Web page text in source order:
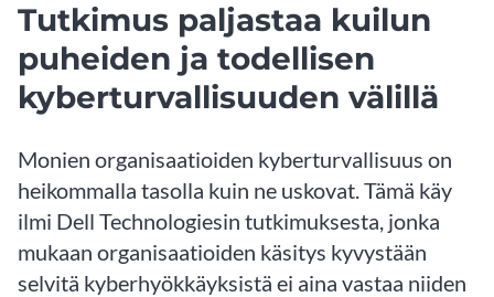
Tutkimus paljastaa kuilun
puheiden ja todellisen
kyberturvallisuuden välillä
Monien organisaatioiden kyberturvallisuus on
heikommalla tasolla kuin ne uskovat. Tämä käy
ilmi Dell Technologiesin tutkimuksesta, jonka
mukaan organisaatioiden käsitys kyvystään
selvitä kyberhyökkäyksistä ei aina vastaa niiden